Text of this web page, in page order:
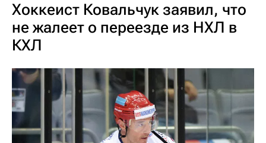
Хоккеист Ковальчук заявил, что
не жалеет о переезде из НХЛ в
КХЛ